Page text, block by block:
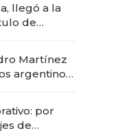
llegó a la
de
Martínez
argentinos
por
de